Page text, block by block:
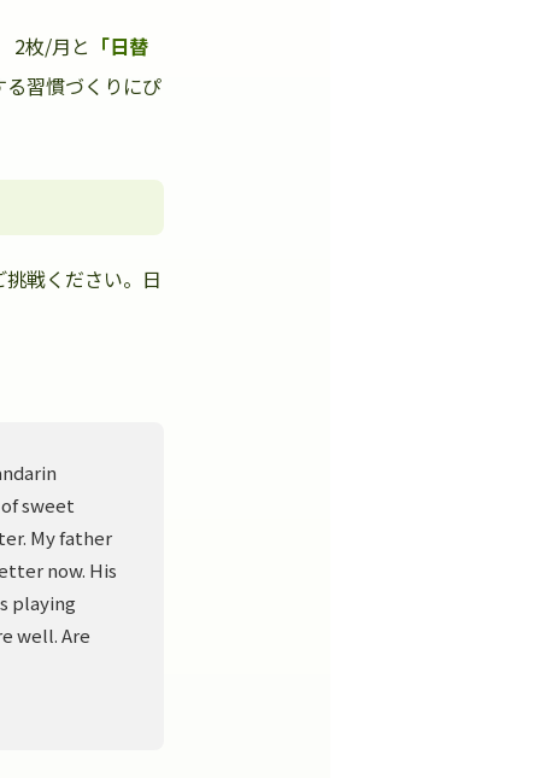
2枚/月と 「日替
習慣づくりにぴ
戦ください。日
sweet
My father
now. His
playing
well. Are